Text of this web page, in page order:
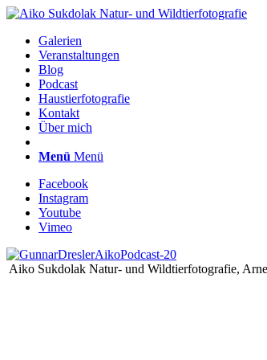
Galerien
Veranstaltungen
Blog
Podcast
Haustierfotografie
Kontakt
Über mich
Menü Menü
Facebook
Instagram
Youtube
Vimeo
Aiko Sukdolak Natur- und Wildtierfotografie,